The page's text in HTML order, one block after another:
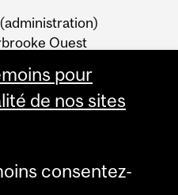
Ouest
pour
de nos sites
consentez-